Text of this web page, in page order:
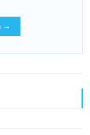
→